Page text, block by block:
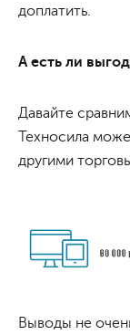
доплатить.
А есть ли
Давайте
Техносила
другими
Выводы не